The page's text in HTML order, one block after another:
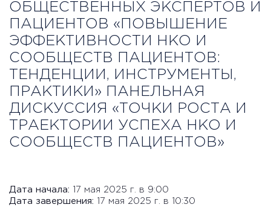
ОБЩЕСТВЕННЫХ ЭКСПЕРТОВ И
ПАЦИЕНТОВ «ПОВЫШЕНИЕ
ЭФФЕКТИВНОСТИ НКО И
СООБЩЕСТВ ПАЦИЕНТОВ:
ТЕНДЕНЦИИ, ИНСТРУМЕНТЫ,
ПРАКТИКИ» ПАНЕЛЬНАЯ
ДИСКУССИЯ «ТОЧКИ РОСТА И
ТРАЕКТОРИИ УСПЕХА НКО И
СООБЩЕСТВ ПАЦИЕНТОВ»
Дата начала: 17 мая 2025 г. в 9:00
Дата завершения: 17 мая 2025 г. в 10:30